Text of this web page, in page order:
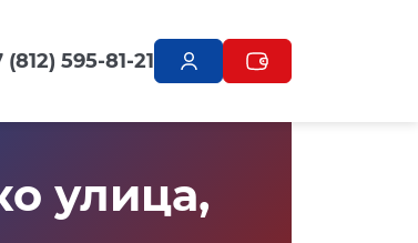
(812) 595-81-21
улица,